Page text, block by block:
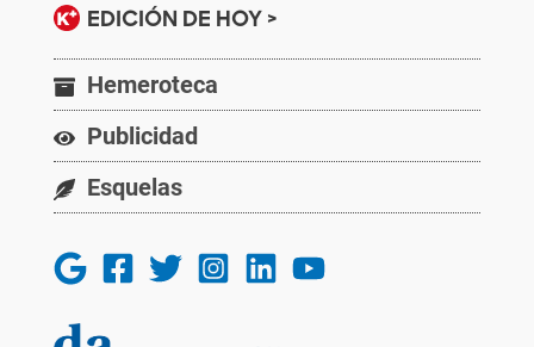
EDICIÓN DE HOY >
Hemeroteca
Publicidad
Esquelas